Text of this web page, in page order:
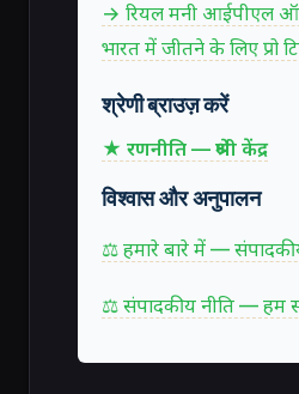
→ रियल मनी आईपीएल
भारत में जीतने के लिए प्रो
श्रेणी ब्राउज़ करें
★ रणनीति — श्रेणी केंद्र
विश्वास और अनुपालन
⚖ हमारे बारे में —
⚖ संपादकीय नीति — हम